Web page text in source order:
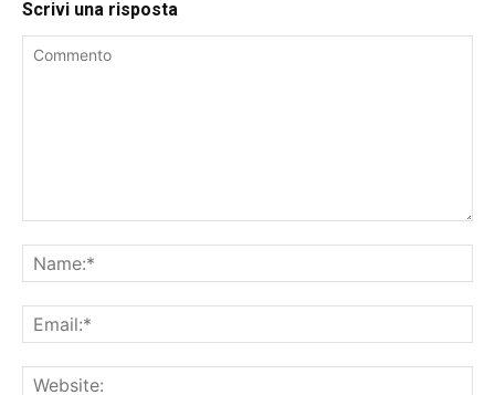
Scrivi una risposta